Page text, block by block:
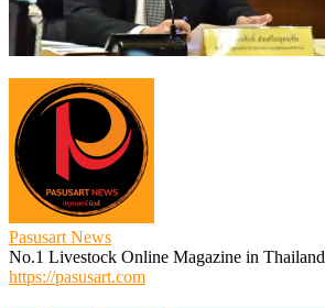
Pasusart News
No.1 Livestock Online Magazine in Thailand
https://pasusart.com